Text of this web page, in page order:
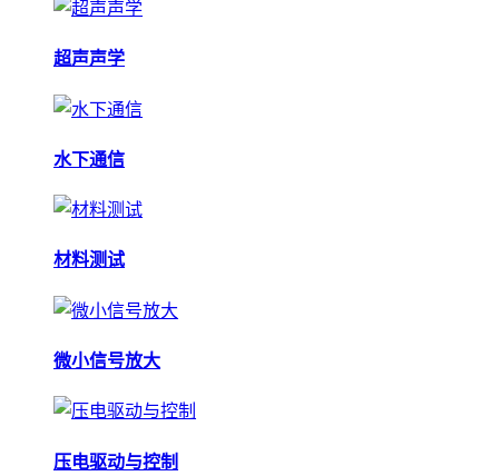
超声声学
水下通信
材料测试
微小信号放大
压电驱动与控制